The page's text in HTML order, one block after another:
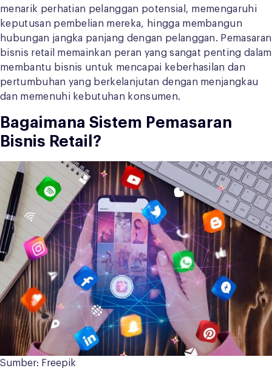
menarik perhatian pelanggan potensial, memengaruhi
keputusan pembelian mereka, hingga membangun
hubungan jangka panjang dengan pelanggan. Pemasaran
bisnis retail memainkan peran yang sangat penting dalam
membantu bisnis untuk mencapai keberhasilan dan
pertumbuhan yang berkelanjutan dengan menjangkau
dan memenuhi kebutuhan konsumen.
Bagaimana Sistem Pemasaran
Bisnis Retail?
Sumber: Freepik